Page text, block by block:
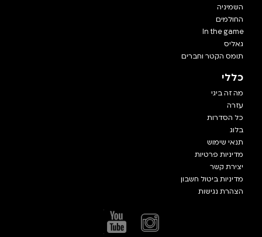
השמיניה
החולמים
In the game
גאליס
תומס הקטר וחברים
כללי
מה זה ביגי
עזרה
כל הסדרות
בלוג
תנאי שימוש
מדיניות פרטיות
יצירת קשר
מדיניות ביטול חשבון
הצהרת נגישות